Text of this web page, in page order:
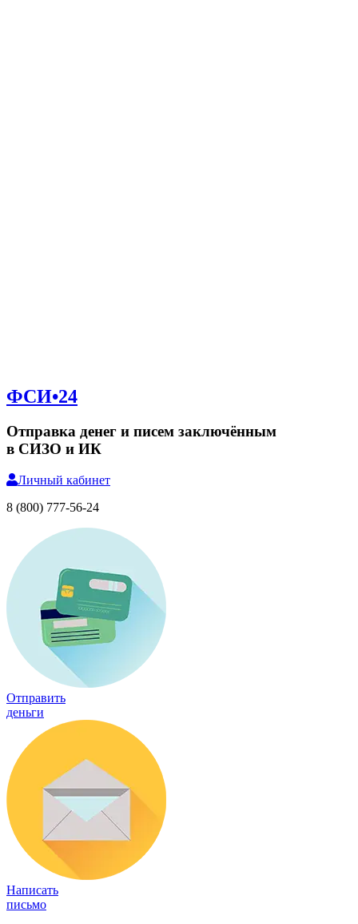
ФСИ•24
Отправка денег и писем заключённым
в СИЗО и ИК
Личный кабинет
8 (800) 777-56-24
Отправить
деньги
Написать
письмо